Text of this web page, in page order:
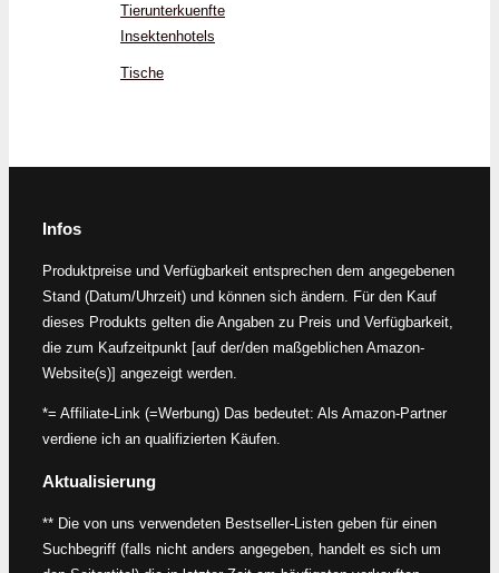
Tierunterkuenfte
Insektenhotels
Tische
Infos
Produktpreise und Verfügbarkeit entsprechen dem angegebenen
Stand (Datum/Uhrzeit) und können sich ändern. Für den Kauf
dieses Produkts gelten die Angaben zu Preis und Verfügbarkeit,
die zum Kaufzeitpunkt [auf der/den maßgeblichen Amazon-
Website(s)] angezeigt werden.
*= Affiliate-Link (=Werbung) Das bedeutet: Als Amazon-Partner
verdiene ich an qualifizierten Käufen.
Aktualisierung
** Die von uns verwendeten Bestseller-Listen geben für einen
Suchbegriff (falls nicht anders angegeben, handelt es sich um